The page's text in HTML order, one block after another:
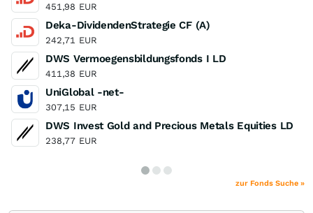
451,98 EUR
Deka-DividendenStrategie CF (A)
242,71 EUR
DWS Vermoegensbildungsfonds I LD
411,38 EUR
UniGlobal -net-
307,15 EUR
DWS Invest Gold and Precious Metals Equities LD
238,77 EUR
zur Fonds Suche »